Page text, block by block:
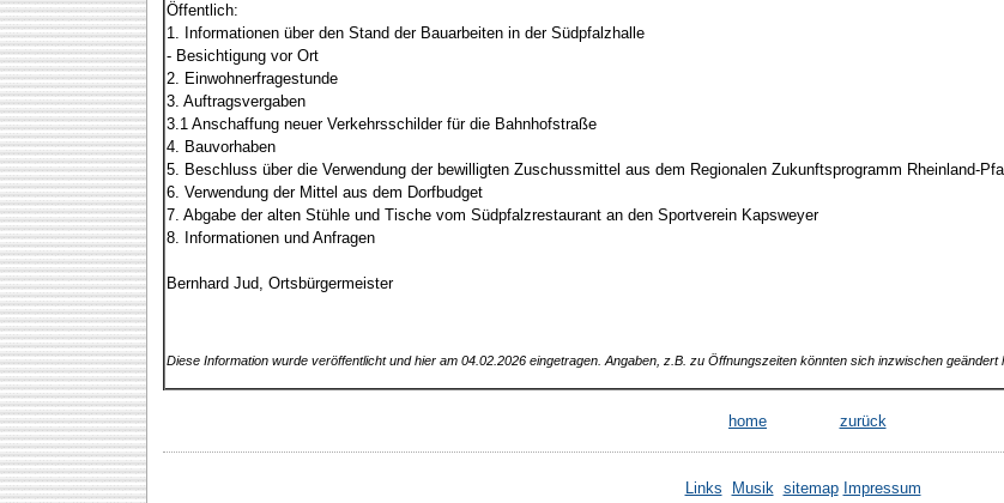
Öffentlich:
1. Informationen über den Stand der Bauarbeiten in der Südpfalzhalle
- Besichtigung vor Ort
2. Einwohnerfragestunde
3. Auftragsvergaben
3.1 Anschaffung neuer Verkehrsschilder für die Bahnhofstraße
4. Bauvorhaben
5. Beschluss über die Verwendung der bewilligten Zuschussmittel aus dem Regionalen Zukunftsprogramm Rheinland-
6. Verwendung der Mittel aus dem Dorfbudget
7. Abgabe der alten Stühle und Tische vom Südpfalzrestaurant an den Sportverein Kapsweyer
8. Informationen und Anfragen
Bernhard Jud, Ortsbürgermeister
Diese Information wurde veröffentlicht und hier am 04.02.2026 eingetragen. Angaben, z.B. zu Öffnungszeiten könnten sich inzwischen geändert
home zurück
Links Musik sitemap Impressum